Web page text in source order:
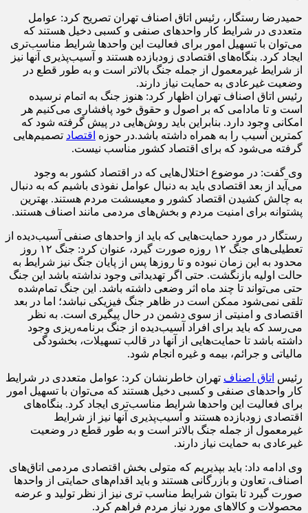
حمیدرضا رستگار، رئیس اتاق اصناف تهران تصریح کرد:‌ عوامل
متعددی در شرایط کار واحدهای صنفی و کسبی دخیل هستند که
می‌توان با تسهیل امور برای فعالیت این واحدها شرایط مناسب‌تری
ایجاد کرد. بنگاه‌های اقتصادی زودبازده هستند و آسیب‌پذیری آنها نیز
از شرایط غیرمعمول از جمله جنگ بالاتر است و به طور قطع در
وضعیت غیرعادی به حمایت نیاز دارند.
رئیس اتاق اصناف تهران اظهار کرد:‌ هنوز جنگ به اتمام نرسیده
است و تا مادامی که بر اصول و حقوق خود پافشاری می‌کنیم هر
امکانی وجود دارد. بنابراین باید روش‌هایی در پیش گرفته شود که
کمترین آسیب را به همراه داشته باشد.در حوزه اقتصاد تصمیم‌هایی
گرفته می‌شود که برای اقتصاد کشور مناسب نیست.
وی گفت: در موضوع اختلال‌هایی که در اقتصاد کشور به وجود
می‌آید از بعد اقتصادی باید به دنبال عوامل نفوذی باشیم که به دنبال
به چالش‌ کشیدن اقتصاد کشور و معیسشت مردم هستند. بهترین
پشتوانه برای امنیت مردم و بخش‌های مردمی مانند اصناف هستند.
رستگار در مورد حمایت‌هایی که باید از واحدهای صنفی آسیب‌دیده از
تعطیلی‌های جنگ ۱۲ روزه صورت گیرد، عنوان کرد:‌ جنگ ۱۲ روز
محدود به این زمان نبوده و تا روزها پس از پایان جنگ نیز شرایط به
حالت اولیه بازنگشت. حتی اگر تهدیداتی وجود نداشته باشد این جنگ
حتی می‌تواند تا چند ماه اثر وضعی داشته باشد. این جنگ تمام‌شده
تلقی نمی‌شود ممکن است در ظاهر جنگ فیزیکی نباشد؛ اما در بعد
اقتصادی و امنیتی از سوی دشمن در حال پیگیری است. به نظر
می‌رسد که باید برای افراد آسیب‌دیده از جنگ برنامه‌ریزی وجود
داشته باشد تا حمایت‌هایی از آنها در قالب تسهیلات، بخشودگی
مالیاتی و جرائم، بیمه و غیره انجام شود.
رئیس اتاق اصناف تهران خاطرنشان کرد:‌ عوامل متعددی در شرایط
کار واحدهای صنفی و کسبی دخیل هستند که می‌توان با تسهیل امور
برای فعالیت این واحدها شرایط مناسب‌تری ایجاد کرد. بنگاه‌های
اقتصادی زودبازده هستند و آسیب‌پذیری آنها نیز از شرایط
غیرمعمول از جمله جنگ بالاتر است و به طور قطع در وضعیت
غیرعادی به حمایت نیاز دارند.
وی ادامه داد:‌ باید بپذیریم که متولی بخش اقتصادی مردمی اتاق‌های
اصناف، تعاون و بازرگانی هستند و باید اقدام‌های حمایتی از واحدها
صورت گیرد تا بتوان شرایط مناسب تری نیز از نظر تولید و عرضه
محصولات و کالاهای مورد نیاز مردم فراهم کرد.